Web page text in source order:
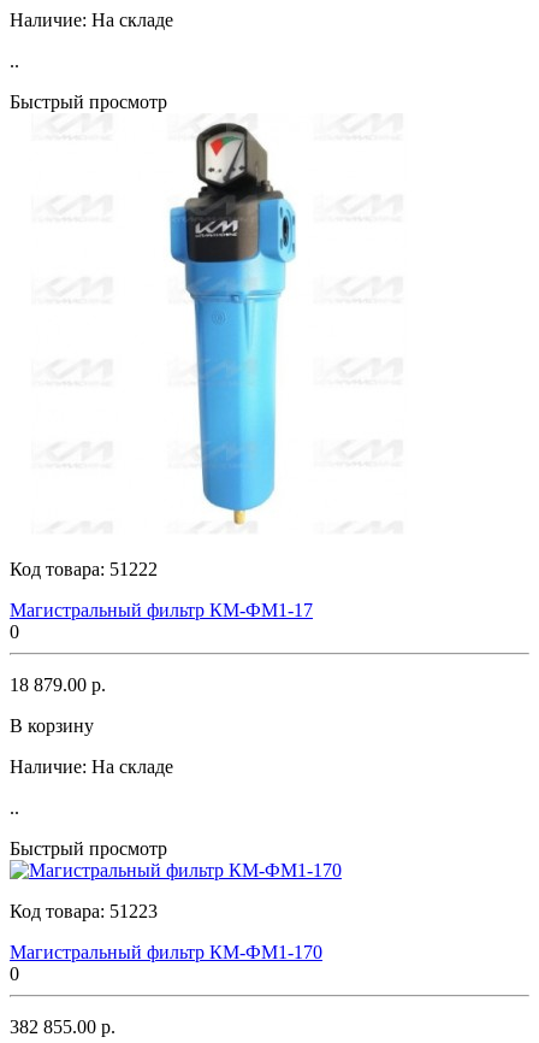
Наличие: На складе
..
Быстрый просмотр
Код товара: 51222
Магистральный фильтр КМ-ФМ1-17
0
18 879.00 р.
В корзину
Наличие: На складе
..
Быстрый просмотр
Код товара: 51223
Магистральный фильтр КМ-ФМ1-170
0
382 855.00 р.